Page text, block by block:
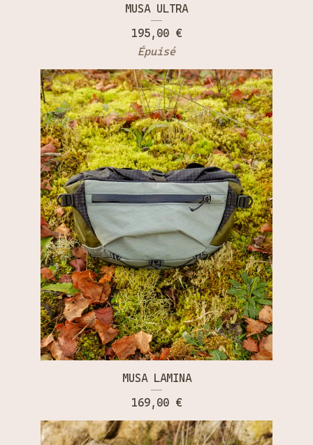
MUSA ULTRA
195,00 €
Épuisé
MUSA LAMINA
169,00 €